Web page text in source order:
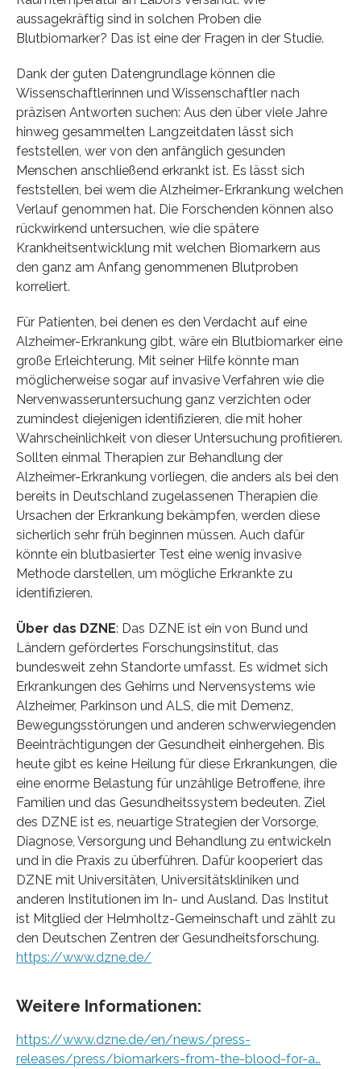
aussagekräftig sind in solchen Proben die
Blutbiomarker? Das ist eine der Fragen in der Studie.
Dank der guten Datengrundlage können die
Wissenschaftlerinnen und Wissenschaftler nach
präzisen Antworten suchen: Aus den über viele Jahre
hinweg gesammelten Langzeitdaten lässt sich
feststellen, wer von den anfänglich gesunden
Menschen anschließend erkrankt ist. Es lässt sich
feststellen, bei wem die Alzheimer-Erkrankung welchen
Verlauf genommen hat. Die Forschenden können also
rückwirkend untersuchen, wie die spätere
Krankheitsentwicklung mit welchen Biomarkern aus
den ganz am Anfang genommenen Blutproben
korreliert.
Für Patienten, bei denen es den Verdacht auf eine
Alzheimer-Erkrankung gibt, wäre ein Blutbiomarker eine
große Erleichterung. Mit seiner Hilfe könnte man
möglicherweise sogar auf invasive Verfahren wie die
Nervenwasseruntersuchung ganz verzichten oder
zumindest diejenigen identifizieren, die mit hoher
Wahrscheinlichkeit von dieser Untersuchung profitieren.
Sollten einmal Therapien zur Behandlung der
Alzheimer-Erkrankung vorliegen, die anders als bei den
bereits in Deutschland zugelassenen Therapien die
Ursachen der Erkrankung bekämpfen, werden diese
sicherlich sehr früh beginnen müssen. Auch dafür
könnte ein blutbasierter Test eine wenig invasive
Methode darstellen, um mögliche Erkrankte zu
identifizieren.
Über das DZNE: Das DZNE ist ein von Bund und
Ländern gefördertes Forschungsinstitut, das
bundesweit zehn Standorte umfasst. Es widmet sich
Erkrankungen des Gehirns und Nervensystems wie
Alzheimer, Parkinson und ALS, die mit Demenz,
Bewegungsstörungen und anderen schwerwiegenden
Beeinträchtigungen der Gesundheit einhergehen. Bis
heute gibt es keine Heilung für diese Erkrankungen, die
eine enorme Belastung für unzählige Betroffene, ihre
Familien und das Gesundheitssystem bedeuten. Ziel
des DZNE ist es, neuartige Strategien der Vorsorge,
Diagnose, Versorgung und Behandlung zu entwickeln
und in die Praxis zu überführen. Dafür kooperiert das
DZNE mit Universitäten, Universitätskliniken und
anderen Institutionen im In- und Ausland. Das Institut
ist Mitglied der Helmholtz-Gemeinschaft und zählt zu
den Deutschen Zentren der Gesundheitsforschung.
https://www.dzne.de/
Weitere Informationen:
https://www.dzne.de/en/news/press-
releases/press/biomarkers-from-the-blood-for-a…